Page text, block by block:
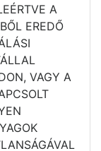
A
EREDŐ
VAGY A